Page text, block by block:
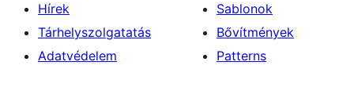
Hírek
Tárhelyszolgatatás
Adatvédelem
Sablonok
Bővítmények
Patterns